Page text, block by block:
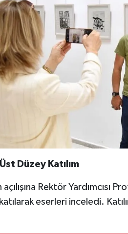
Üst Düzey Katılım
açılışına Rektör Yardımcısı
eserleri inceledi.